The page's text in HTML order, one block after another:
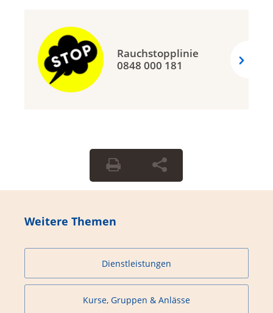
Rauchstopplinie
0848 000 181
Weitere Themen
Dienstleistungen
Kurse, Gruppen & Anlässe